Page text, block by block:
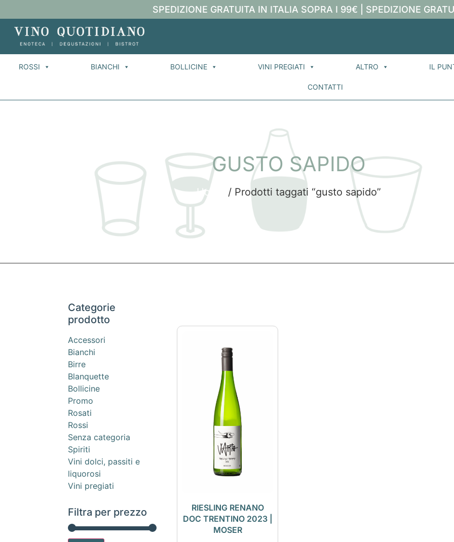
SPEDIZIONE GRATUITA IN ITALIA SOPRA I 99€ | SPEDIZIONE
ROSSI BIANCHI BOLLICINE VINI PREGIATI ALTRO IL
CONTATTI
GUSTO SAPIDO
Home / Prodotti taggati “gusto sapido”
Categorie
prodotto
Accessori
Bianchi
Birre
Blanquette
Bollicine
Promo
Rosati
Rossi
Senza categoria
Spiriti
Vini dolci, passiti e
liquorosi
Vini pregiati
Filtra per prezzo
RIESLING RENANO
DOC TRENTINO 2023 |
MOSER